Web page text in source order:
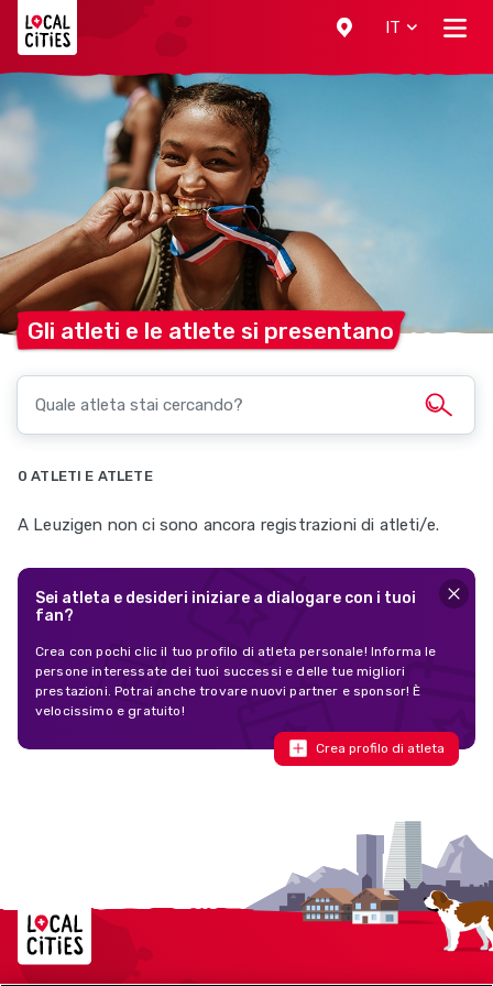
IT
Gli atleti e le atlete si presentano
0 ATLETI E ATLETE
A Leuzigen non ci sono ancora registrazioni di atleti/e.
Sei atleta e desideri iniziare a dialogare con i tuoi
fan?
Crea con pochi clic il tuo profilo di atleta personale! Informa le
persone interessate dei tuoi successi e delle tue migliori
prestazioni. Potrai anche trovare nuovi partner e sponsor! È
velocissimo e gratuito!
Crea profilo di atleta
Localcities